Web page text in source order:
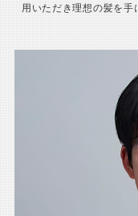
用いただき理想の髪を手